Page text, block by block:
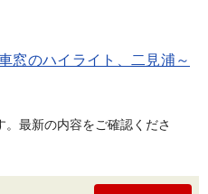
窓のハイライト、二見浦～
最新の内容をご確認くださ